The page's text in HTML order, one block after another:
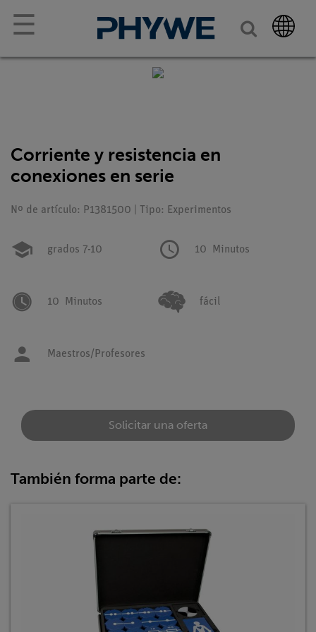
☰
Corriente y resistencia en
conexiones en serie
Nº de artículo: P1381500 | Tipo: Experimentos
grados 7-10 10 Minutos
10 Minutos fácil
Maestros/Profesores
Solicitar una oferta
También forma parte de: